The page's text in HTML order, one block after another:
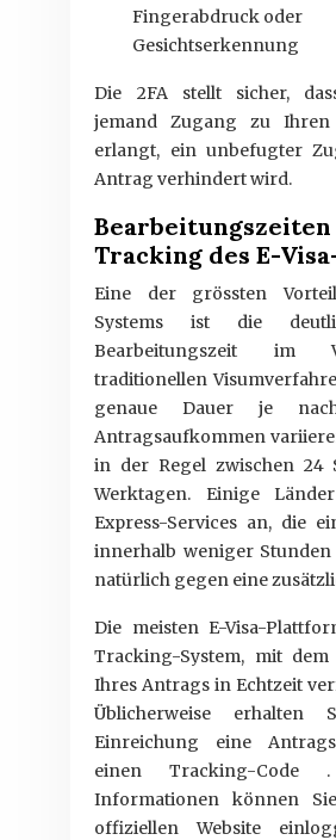
Fingerabdruck oder
Gesichtserkennung
Die 2FA stellt sicher,
jemand Zugang zu Ihren
erlangt, ein unbefugter
Antrag verhindert wird.
Bearbeitungszeiten
Tracking des E-
Eine der grössten
Systems ist die
Bearbeitungszeit im
traditionellen
genaue Dauer je
Antragsaufkommen
in der Regel zwischen 24
Werktagen. Einige
Express-Services an, die
innerhalb weniger
natürlich gegen eine
Die meisten E-Visa-
Tracking-System, mit dem
Ihres Antrags in Echtzeit
Üblicherweise erhalten
Einreichung eine
einen Tracking-
Informationen können
offiziellen Website